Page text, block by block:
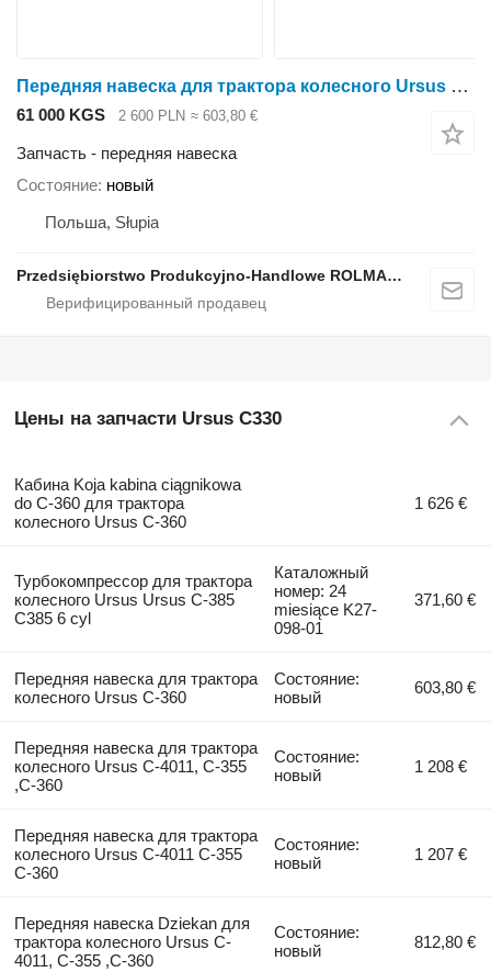
Передняя навеска для трактора колесного Ursus C-360
61 000 KGS 2 600 PLN ≈ 603,80 €
Запчасть - передняя навеска
Состояние новый
Польша, Słupia
Przedsiębiorstwo Produkcyjno-Handlowe ROLMAPOL Marcin Dziekan
Цены на запчасти Ursus C330
Кабина Koja kabina ciągnikowa
do C-360 для трактора
колесного Ursus C-360
1 626 €
Турбокомпрессор для трактора
колесного Ursus Ursus C-385
C385 6 cyl
Каталожный
номер: 24
miesiące K27-
098-01
371,60 €
Передняя навеска для трактора
колесного Ursus C-360
Состояние:
новый
603,80 €
Передняя навеска для трактора
колесного Ursus C-4011, C-355
,C-360
Состояние:
новый
1 208 €
Передняя навеска для трактора
колесного Ursus C-4011 C-355
C-360
Состояние:
новый
1 207 €
Передняя навеска Dziekan для
трактора колесного Ursus C-
4011, C-355 ,C-360
Состояние:
новый
812,80 €